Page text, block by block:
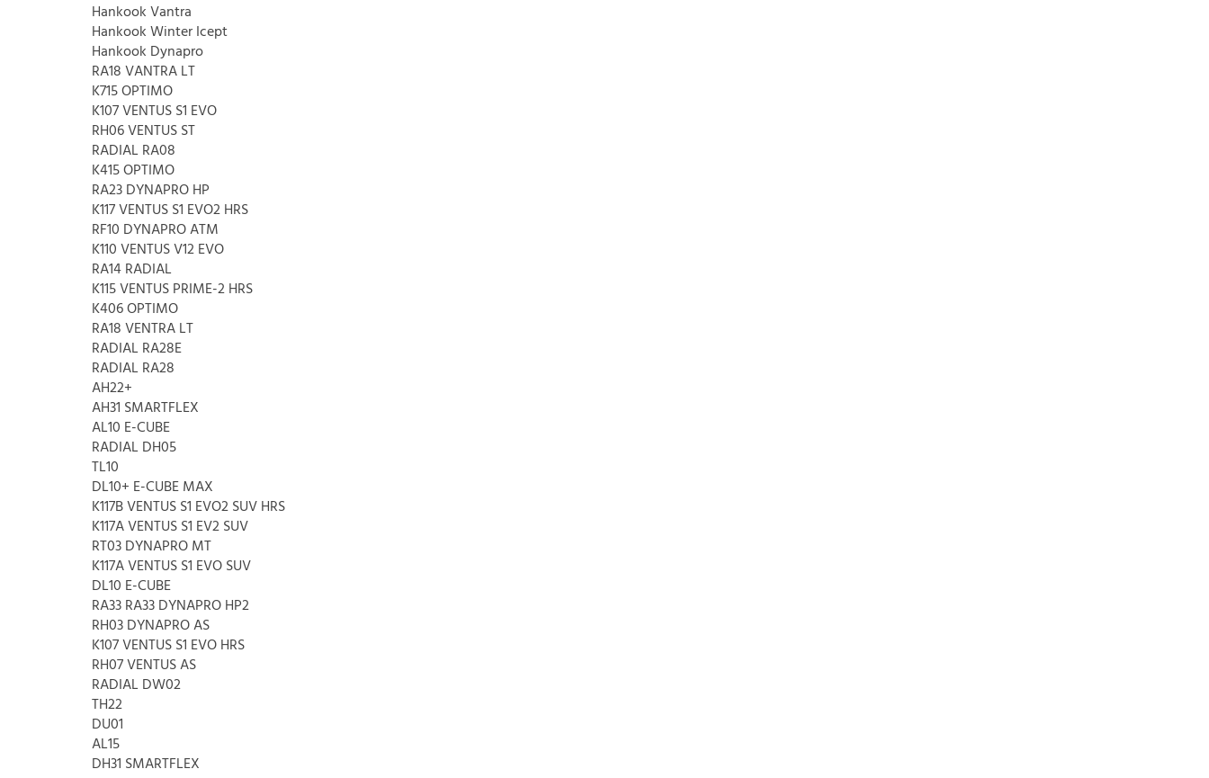
Hankook Vantra
Hankook Winter Icept
Hankook Dynapro
RA18 VANTRA LT
K715 OPTIMO
K107 VENTUS S1 EVO
RH06 VENTUS ST
RADIAL RA08
K415 OPTIMO
RA23 DYNAPRO HP
K117 VENTUS S1 EVO2 HRS
RF10 DYNAPRO ATM
K110 VENTUS V12 EVO
RA14 RADIAL
K115 VENTUS PRIME-2 HRS
K406 OPTIMO
RA18 VENTRA LT
RADIAL RA28E
RADIAL RA28
AH22+
AH31 SMARTFLEX
AL10 E-CUBE
RADIAL DH05
TL10
DL10+ E-CUBE MAX
K117B VENTUS S1 EVO2 SUV HRS
K117A VENTUS S1 EV2 SUV
RT03 DYNAPRO MT
K117A VENTUS S1 EVO SUV
DL10 E-CUBE
RA33 RA33 DYNAPRO HP2
RH03 DYNAPRO AS
K107 VENTUS S1 EVO HRS
RH07 VENTUS AS
RADIAL DW02
TH22
DU01
AL15
DH31 SMARTFLEX